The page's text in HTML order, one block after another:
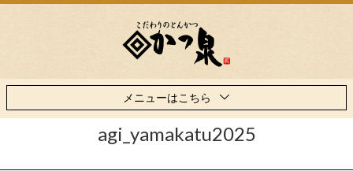
メニューはこちら
agi_yamakatu2025